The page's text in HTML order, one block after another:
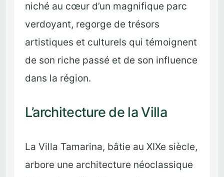
niché au cœur d’un magnifique parc
verdoyant, regorge de trésors
artistiques et culturels qui témoignent
de son riche passé et de son influence
dans la région.
L’architecture de la Villa
La Villa Tamarina, bâtie au XIXe siècle,
arbore une architecture néoclassique